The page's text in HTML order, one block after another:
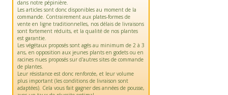
dans notre pépinière.
Les articles sont donc disponibles au moment de la
commande. Contrairement aux plates-formes de
vente en ligne traditionnelles, nos délais de livraisons
sont fortement réduits, et la qualité de nos plantes
est garantie.
Les végétaux proposés sont agés au minimum de 2 à 3
ans, en opposition aux jeunes plants en godets ou en
racines nues proposés sur d'autres sites de commande
de plantes.
Leur résistance est donc renforcée, et leur volume
plus important (les conditions de livraison sont
adaptées). Cela vous fait gagner des années de pousse,